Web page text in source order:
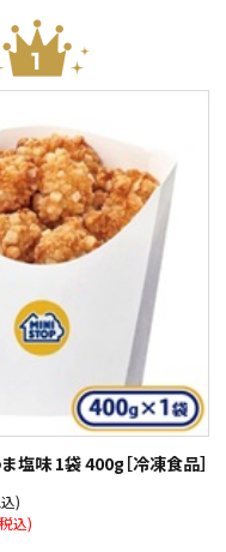
塩味 1袋 400g［冷凍食品］
)
込)